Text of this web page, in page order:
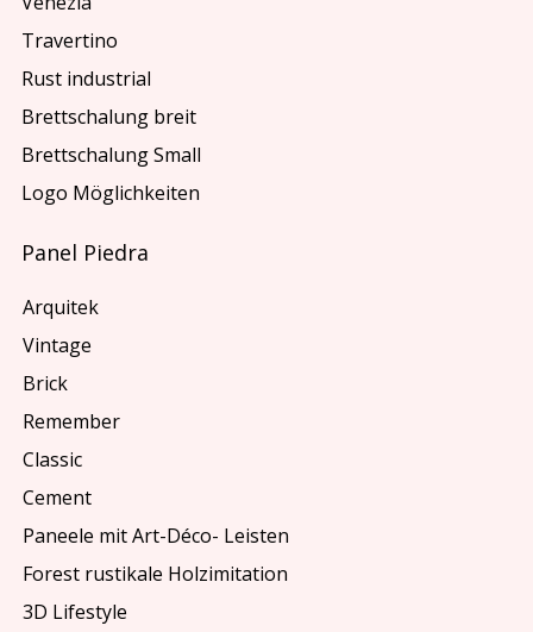
Travertino
Rust industrial
Brettschalung breit
Brettschalung Small
Logo Möglichkeiten
Panel Piedra
Arquitek
Vintage
Brick
Remember
Classic
Cement
Paneele mit Art-Déco- Leisten
Forest rustikale Holzimitation
3D Lifestyle